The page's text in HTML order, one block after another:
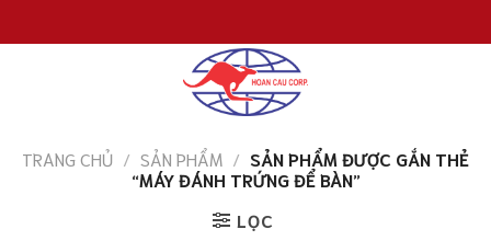
đến
TRANG CHỦ / SẢN PHẨM / SẢN PHẨM ĐƯỢC GẮN THẺ
“MÁY ĐÁNH TRỨNG ĐỂ BÀN”
LỌC